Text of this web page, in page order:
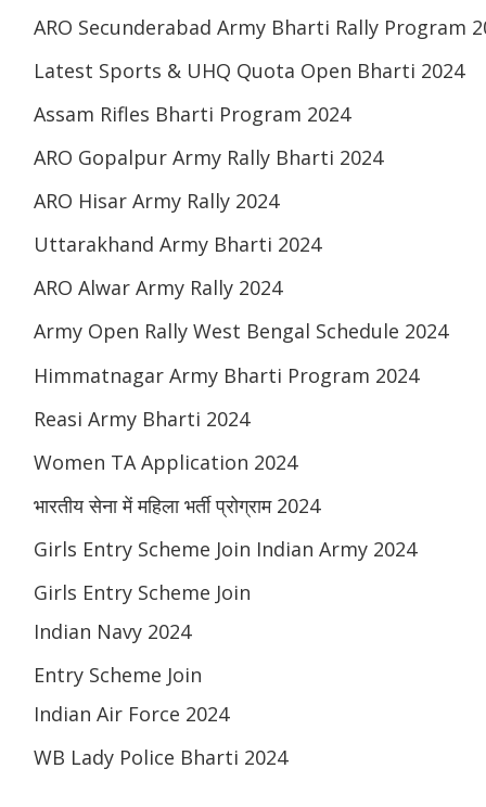
ARO Secunderabad Army Bharti Rally Program
Latest Sports & UHQ Quota Open Bharti 2024
Assam Rifles Bharti Program 2024
ARO Gopalpur Army Rally Bharti 2024
ARO Hisar Army Rally 2024
Uttarakhand Army Bharti 2024
ARO Alwar Army Rally 2024
Army Open Rally West Bengal Schedule 2024
Himmatnagar Army Bharti Program 2024
Reasi Army Bharti 2024
Women TA Application 2024
भारतीय सेना में महिला भर्ती प्रोग्राम 2024
Girls Entry Scheme Join Indian Army 2024
Girls Entry Scheme Join
Indian Navy 2024
Entry Scheme Join
Indian Air Force 2024
WB Lady Police Bharti 2024